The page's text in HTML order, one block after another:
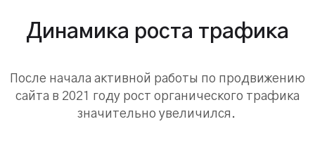
Динамика роста трафика
После начала активной работы по продвижению
сайта в 2021 году рост органического трафика
значительно увеличился.